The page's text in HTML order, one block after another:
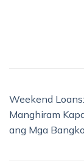
Weekend
Manghiram
ang Mga Bangko